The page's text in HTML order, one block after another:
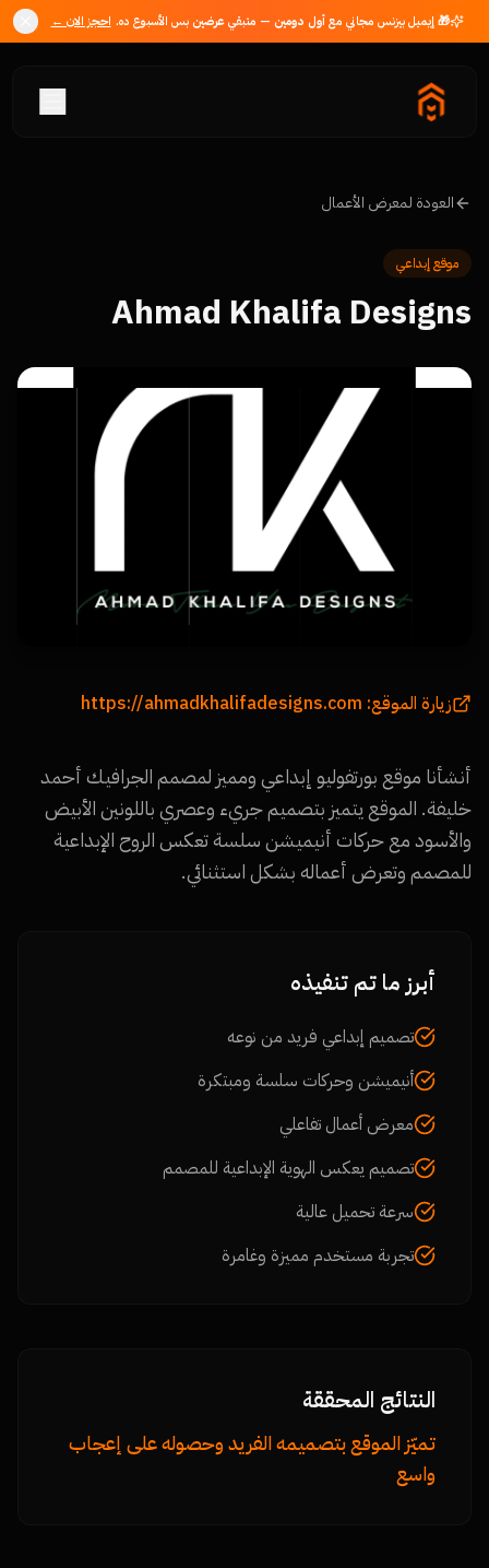
🎁 إيميل بيزنس مجاني معأول دومين — متبقي عرضينبس الأسبوع ده. احجز الان ←
العودة لمعرض الأعمال
موقع إبداعي
Ahmad Khalifa Designs
زيارة الموقع: https://ahmadkhalifadesigns.com
أنشأنا موقع بورتفوليو إبداعي ومميز لمصمم الجرافيك أحمد
خليفة. الموقع يتميز بتصميم جريء وعصري باللونين الأبيض
والأسود مع حركات أنيميشن سلسة تعكس الروح الإبداعية
للمصمم وتعرض أعماله بشكل استثنائي.
أبرز ما تم تنفيذه
تصميم إبداعي فريد من نوعه
أنيميشن وحركات سلسة ومبتكرة
معرض أعمال تفاعلي
تصميم يعكس الهوية الإبداعية للمصمم
سرعة تحميل عالية
تجربة مستخدم مميزة وغامرة
النتائج المحققة
تميّز الموقع بتصميمه الفريد وحصوله على إعجاب
واسع